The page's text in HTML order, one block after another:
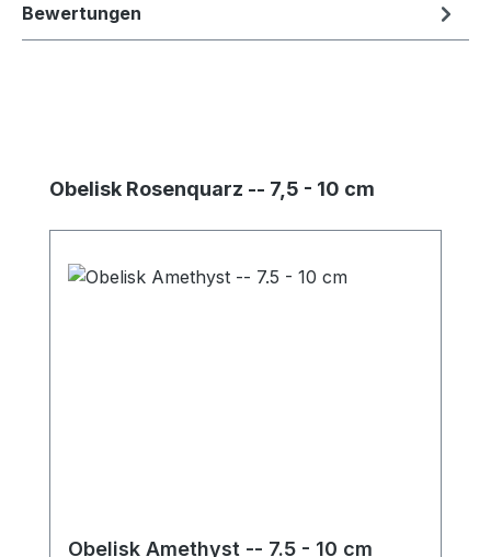
Bewertungen
Produktgalerie überspringen
Obelisk Rosenquarz -- 7,5 - 10 cm
Obelisk Amethyst -- 7.5 - 10 cm